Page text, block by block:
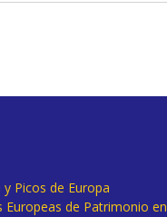
Picos de Europa
Europeas de Patrimonio en